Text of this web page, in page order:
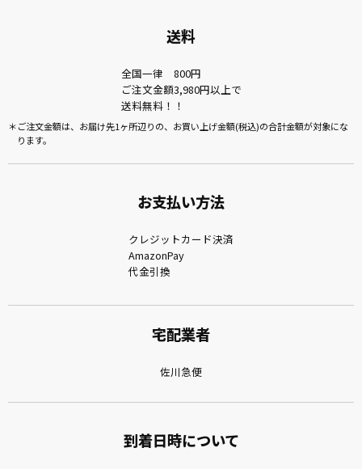
送料
全国一律 800円
ご注文金額3,980円以上で
送料無料！！
ご注文金額は、お届け先1ヶ所辺りの、お買い上げ金額(税込)の合計金額が対象にな
ります。
お支払い方法
クレジットカード決済
AmazonPay
代金引換
宅配業者
佐川急便
到着日時について